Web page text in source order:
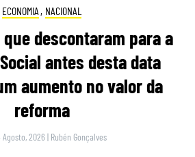
ECONOMIA , NACIONAL
descontaram para a
antes desta data
aumento no valor da
reforma
Agosto, 2026 | Rubén Gonçalves